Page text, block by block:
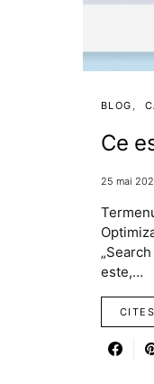
BLOG
Ce
25 mai
este,…